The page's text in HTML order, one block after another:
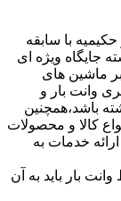
با سابقه
جایگاه ویژه ای
ماشین های
وانت بار و
باشد،همچنین
کالا و محصولات
خدمات به
بار باید به آن